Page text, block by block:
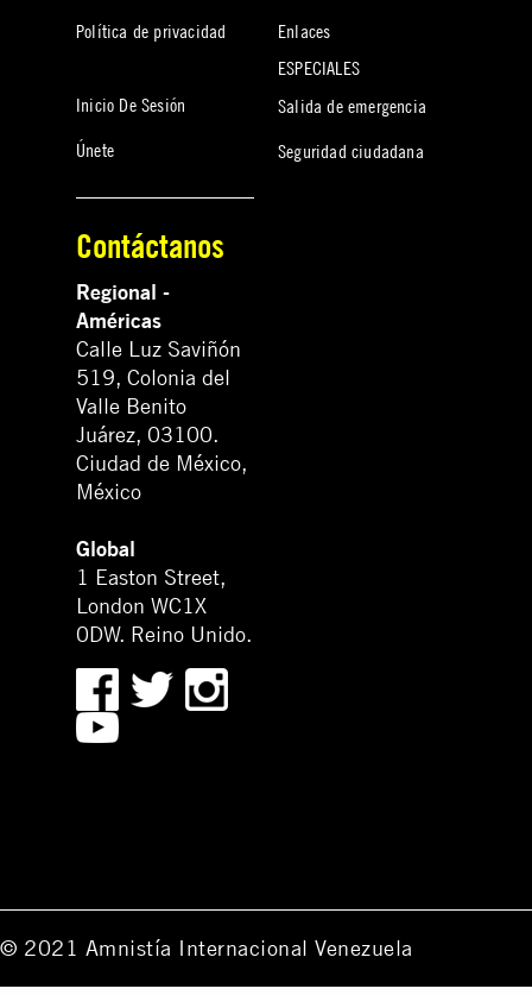
Política de privacidad
Inicio De Sesión
Únete
Enlaces
ESPECIALES
Salida de emergencia
Seguridad ciudadana
Contáctanos
Regional -
Américas
Calle Luz Saviñón
519, Colonia del
Valle Benito
Juárez, 03100.
Ciudad de México,
México
Global
1 Easton Street,
London WC1X
0DW. Reino Unido.
© 2021 Amnistía Internacional Venezuela